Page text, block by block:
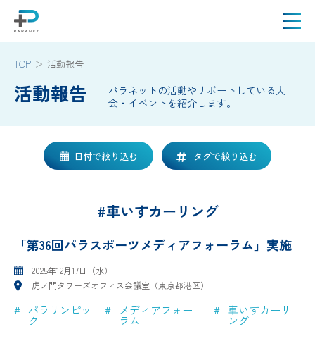
TOP 活動報告
活動報告
パラネットの活動やサポートしている大
会・イベントを紹介します。
日付で絞り込む タグで絞り込む
#車いすカーリング
「第36回パラスポーツメディアフォーラム」実施
2025年12月17日（水）
虎ノ門タワーズオフィス会議室（東京都港区）
パラリンピッ
ク
メディアフォー
ラム
車いすカーリ
ング